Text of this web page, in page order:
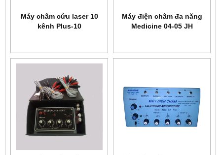
Máy châm cứu laser 10
kênh Plus-10
Máy điện châm đa năng
Medicine 04-05 JH